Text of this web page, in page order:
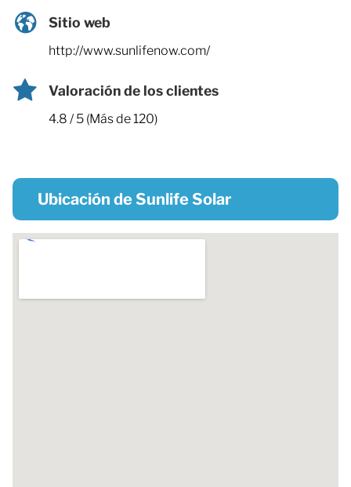
Sitio web
http://www.sunlifenow.com/
Valoración de los clientes
4.8 / 5 (Más de 120)
Ubicación de Sunlife Solar